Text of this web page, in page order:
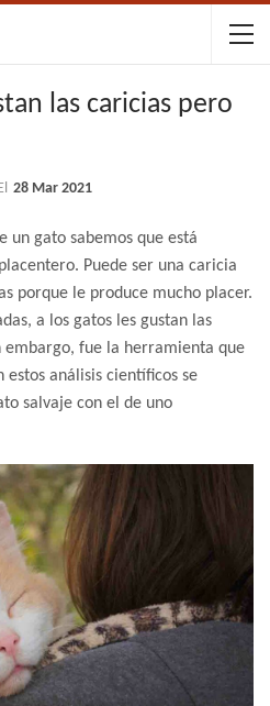
las caricias pero
28 Mar 2021
un gato sabemos que está
Puede ser una caricia
porque le produce mucho placer.
a los gatos les gustan las
embargo, fue la herramienta que
estos análisis científicos se
salvaje con el de uno